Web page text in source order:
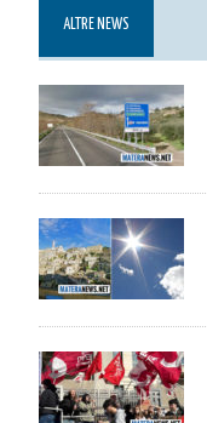
ALTRE NEWS